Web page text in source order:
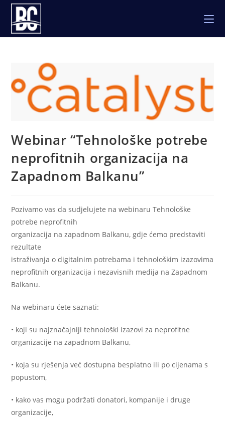
Skip
content
Webinar “Tehnološke potrebe
neprofitnih organizacija na
Zapadnom Balkanu”
Pozivamo vas da sudjelujete na webinaru Tehnološke
potrebe neprofitnih
organizacija na zapadnom Balkanu, gdje ćemo predstaviti
rezultate
istraživanja o digitalnim potrebama i tehnološkim izazovima
neprofitnih organizacija i nezavisnih medija na Zapadnom
Balkanu.
Na webinaru ćete saznati:
• koji su najznačajniji tehnološki izazovi za neprofitne
organizacije na zapadnom Balkanu,
• koja su rješenja već dostupna besplatno ili po cijenama s
popustom,
• kako vas mogu podržati donatori, kompanije i druge
organizacije,